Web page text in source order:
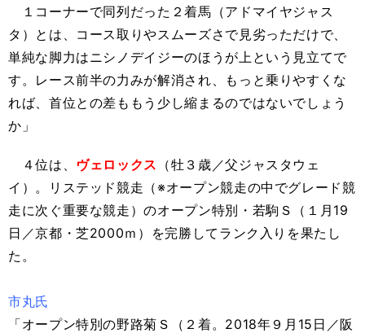
１コーナーで同列だった２着馬（アドマイヤジャス
タ）とは、コース取りやスムーズさで見劣っただけで、
単純な脚力はニシノデイジーのほうが上という見立てで
す。レース前半の力みが解消され、もっと乗りやすくな
れば、首位との差ももう少し縮まるのではないでしょう
か」
４位は、 ヴェロックス （牡３歳／父ジャスタウェ
イ）。リステッド競走（※オープン競走の中でグレード競
走に次ぐ重要な競走）のオープン特別・若駒Ｓ（１月19
日／京都・芝2000ｍ）を完勝してランク入りを果たし
た。
市丸氏
「オープン特別の野路菊Ｓ（２着。2018年９月15日／阪